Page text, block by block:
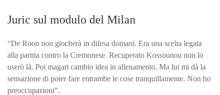
Juric sul modulo del Milan
“De Roon non giocherà in difesa domani. Era una scelta legata
alla partita contro la Cremonese. Recuperato Kossounou non lo
userò là. Poi magari cambio idea in allenamento. Ma lui mi dà la
sensazione di poter fare entrambe le cose tranquillamente. Non ho
preoccupazioni”.